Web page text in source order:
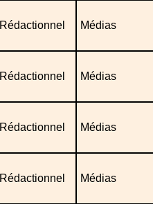
Rédactionnel Médias
Rédactionnel Médias
Rédactionnel Médias
Rédactionnel Médias